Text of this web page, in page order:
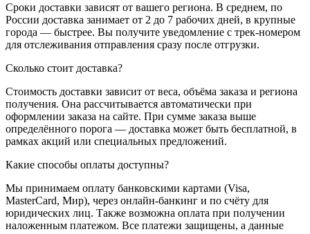
Сроки доставки зависят от вашего региона. В среднем, по
России доставка занимает от 2 до 7 рабочих дней, в крупные
города — быстрее. Вы получите уведомление с трек-номером
для отслеживания отправления сразу после отгрузки.
Сколько стоит доставка?
Стоимость доставки зависит от веса, объёма заказа и региона
получения. Она рассчитывается автоматически при
оформлении заказа на сайте. При сумме заказа выше
определённого порога — доставка может быть бесплатной, в
рамках акций или специальных предложений.
Какие способы оплаты доступны?
Мы принимаем оплату банковскими картами (Visa,
MasterCard, Мир), через онлайн-банкинг и по счёту для
юридических лиц. Также возможна оплата при получении
наложенным платежом. Все платежи защищены, а данные